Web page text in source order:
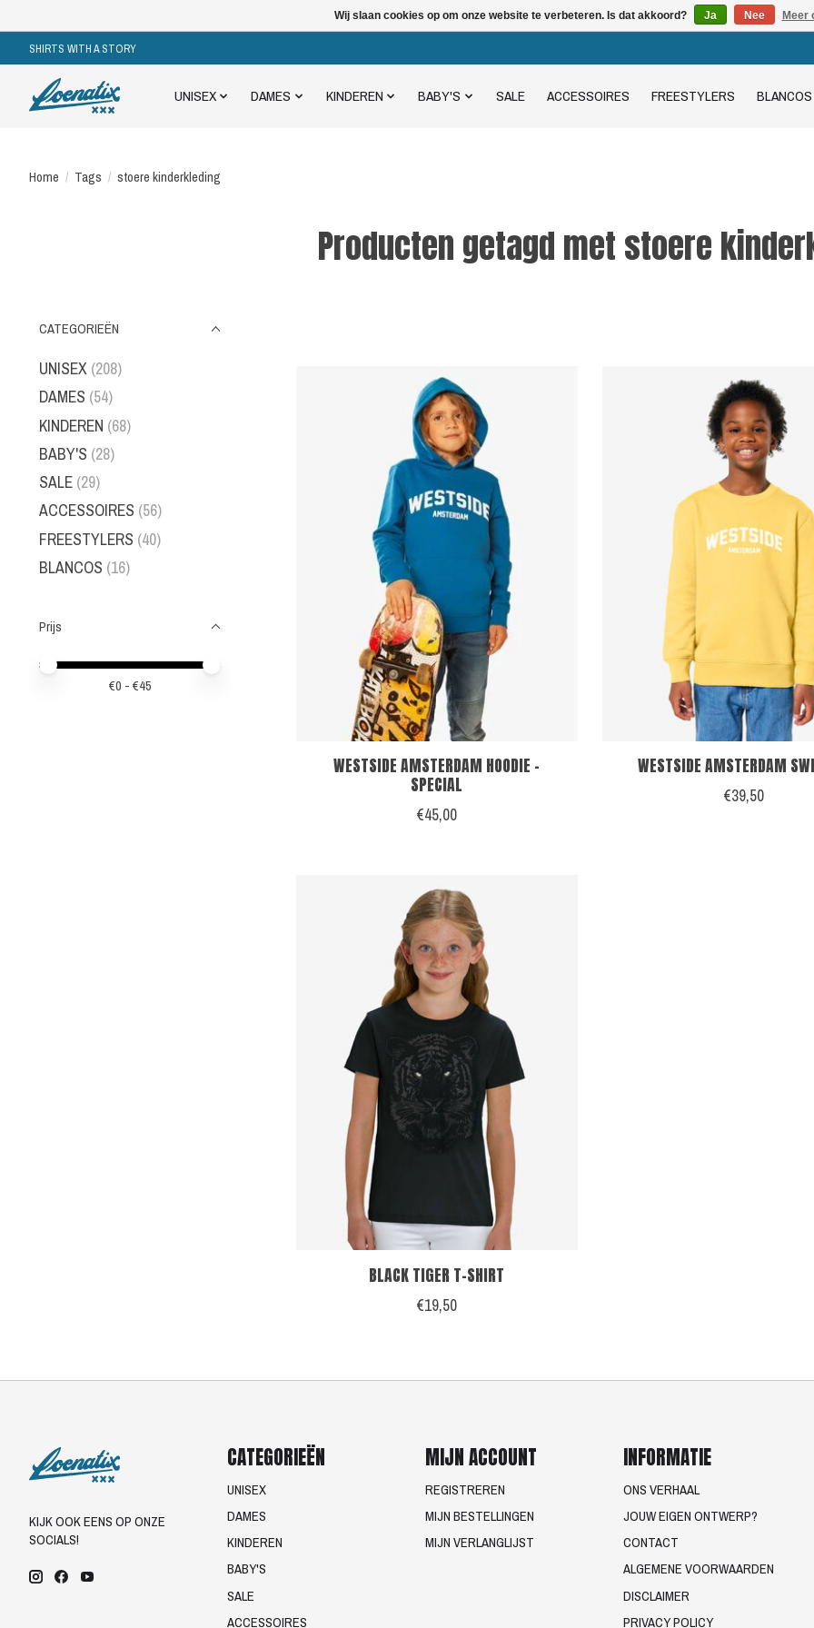
SHIRTS WITH A STORY
UNISEX DAMES KINDEREN BABY'S SALE ACCESSOIRES FREESTYLERS BLANCOS
Home / Tags / stoere kinderkleding
Producten getagd met stoere
CATEGORIEËN
UNISEX (208)
DAMES (54)
KINDEREN (68)
BABY'S (28)
SALE (29)
ACCESSOIRES (56)
FREESTYLERS (40)
BLANCOS (16)
Prijs
Minimale prijswaarde
Price maximum value
€0 - €45
WESTSIDE AMSTERDAM HOODIE -
SPECIAL
€45,00
WESTSIDE AMSTERDAM
€39,50
BLACK TIGER T-SHIRT
€19,50
KIJK OOK EENS OP ONZE
SOCIALS!
CATEGORIEËN
UNISEX
DAMES
KINDEREN
BABY'S
SALE
ACCESSOIRES
MIJN ACCOUNT
REGISTREREN
MIJN BESTELLINGEN
MIJN VERLANGLIJST
INFORMATIE
ONS VERHAAL
JOUW EIGEN ONTWERP?
CONTACT
ALGEMENE VOORWAARDEN
DISCLAIMER
PRIVACY POLICY
Wij slaan cookies op om onze website te verbeteren. Is dat akkoord? Ja Nee Meer